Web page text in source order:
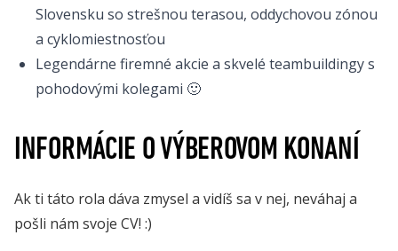
Slovensku so strešnou terasou, oddychovou zónou
a cyklomiestnosťou
Legendárne firemné akcie a skvelé teambuildingy s
pohodovými kolegami 🙂
INFORMÁCIE O VÝBEROVOM KONANÍ
Ak ti táto rola dáva zmysel a vidíš sa v nej, neváhaj a
pošli nám svoje CV! :)